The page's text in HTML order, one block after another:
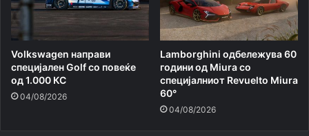
Volkswagen направи
специјален Golf со повеќе
од 1.000 КС
04/08/2026
Lamborghini одбележува 60
години од Miura со
специјалниот Revuelto Miura
60°
04/08/2026